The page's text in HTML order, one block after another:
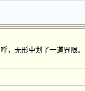
，无形中划了一道界限。